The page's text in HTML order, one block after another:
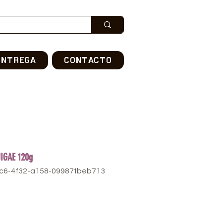
CONTACTO
120g
4f32-a158-09987fbeb713